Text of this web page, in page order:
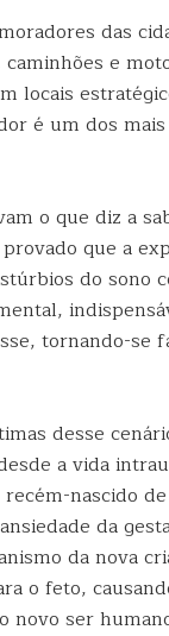
das
e
locais
é um dos
o que diz a
que a
do sono
tornando-se
desse
a vida
nascido
da
da nova
o feto,
novo ser